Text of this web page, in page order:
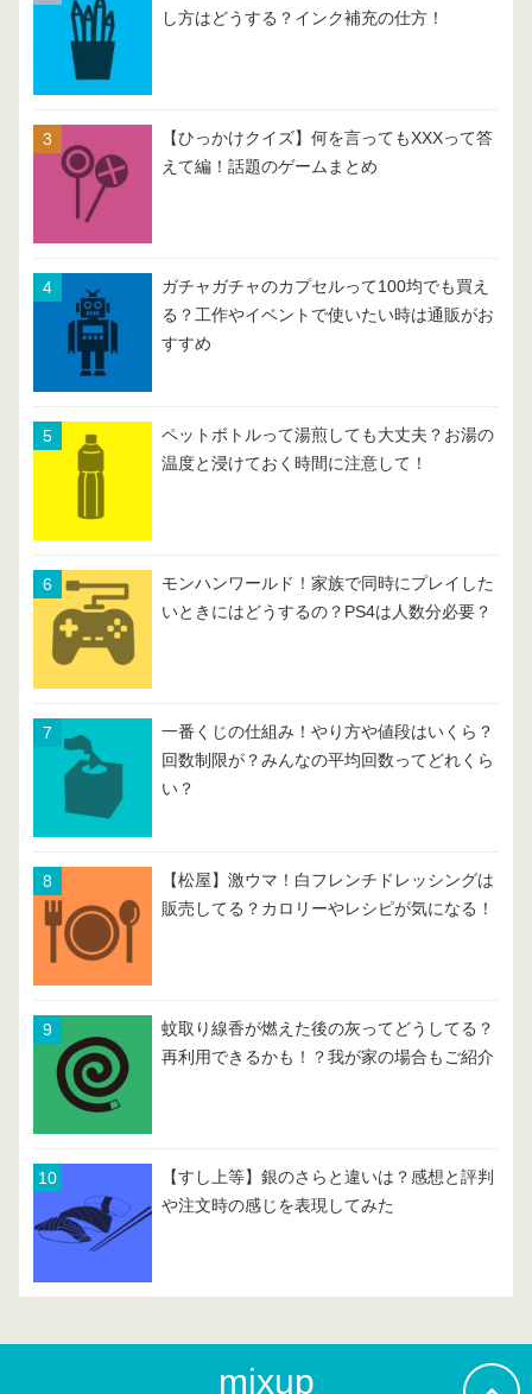
し方はどうする？インク補充の仕方！
【ひっかけクイズ】何を言ってもXXXって答
えて編！話題のゲームまとめ
ガチャガチャのカプセルって100均でも買え
る？工作やイベントで使いたい時は通販がお
すすめ
ペットボトルって湯煎しても大丈夫？お湯の
温度と浸けておく時間に注意して！
モンハンワールド！家族で同時にプレイした
いときにはどうするの？PS4は人数分必要？
一番くじの仕組み！やり方や値段はいくら？
回数制限が？みんなの平均回数ってどれくら
い？
【松屋】激ウマ！白フレンチドレッシングは
販売してる？カロリーやレシピが気になる！
蚊取り線香が燃えた後の灰ってどうしてる？
再利用できるかも！？我が家の場合もご紹介
【すし上等】銀のさらと違いは？感想と評判
や注文時の感じを表現してみた
mixup